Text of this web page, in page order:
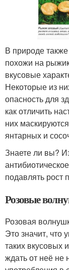
В природе
похожи на
вкусовые
Некоторые из
опасность для
как отличить
них
янтарных и
Знаете ли вы?
подавлять рост
Розовые
Розовая
Это значит, что
таких вкусовых
ждать от неё